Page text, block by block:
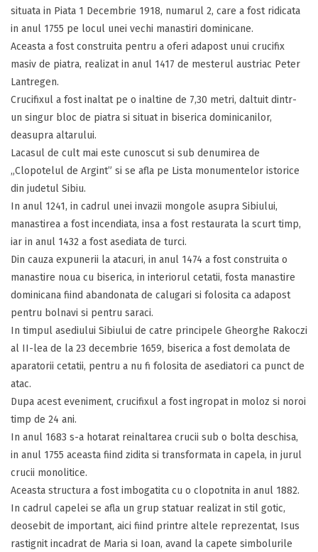
situata in Piata 1 Decembrie 1918, numarul 2, care a fost ridicata
in anul 1755 pe locul unei vechi manastiri dominicane.
Aceasta a fost construita pentru a oferi adapost unui crucifix
masiv de piatra, realizat in anul 1417 de mesterul austriac Peter
Lantregen.
Crucifixul a fost inaltat pe o inaltine de 7,30 metri, daltuit dintr-
un singur bloc de piatra si situat in biserica dominicanilor,
deasupra altarului.
Lacasul de cult mai este cunoscut si sub denumirea de
„Clopotelul de Argint” si se afla pe Lista monumentelor istorice
din judetul Sibiu.
In anul 1241, in cadrul unei invazii mongole asupra Sibiului,
manastirea a fost incendiata, insa a fost restaurata la scurt timp,
iar in anul 1432 a fost asediata de turci.
Din cauza expunerii la atacuri, in anul 1474 a fost construita o
manastire noua cu biserica, in interiorul cetatii, fosta manastire
dominicana fiind abandonata de calugari si folosita ca adapost
pentru bolnavi si pentru saraci.
In timpul asediului Sibiului de catre principele Gheorghe Rakoczi
al II-lea de la 23 decembrie 1659, biserica a fost demolata de
aparatorii cetatii, pentru a nu fi folosita de asediatori ca punct de
atac.
Dupa acest eveniment, crucifixul a fost ingropat in moloz si noroi
timp de 24 ani.
In anul 1683 s-a hotarat reinaltarea crucii sub o bolta deschisa,
in anul 1755 aceasta fiind zidita si transformata in capela, in jurul
crucii monolitice.
Aceasta structura a fost imbogatita cu o clopotnita in anul 1882.
In cadrul capelei se afla un grup statuar realizat in stil gotic,
deosebit de important, aici fiind printre altele reprezentat, Isus
rastignit incadrat de Maria si Ioan, avand la capete simbolurile